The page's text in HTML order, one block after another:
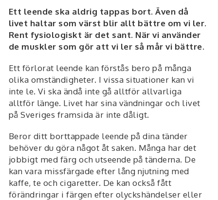
Ett leende ska aldrig tappas bort. Även då
livet haltar som värst blir allt bättre om vi ler.
Rent fysiologiskt är det sant. När vi använder
de muskler som gör att vi ler så mår vi bättre.
Ett förlorat leende kan förstås bero på många
olika omständigheter. I vissa situationer kan vi
inte le. Vi ska ändå inte gå alltför allvarliga
alltför länge. Livet har sina vändningar och livet
på Sveriges framsida är inte dåligt.
Beror ditt borttappade leende på dina tänder
behöver du göra något åt saken. Många har det
jobbigt med färg och utseende på tänderna. De
kan vara missfärgade efter lång njutning med
kaffe, te och cigaretter. De kan också fått
förändringar i färgen efter olyckshändelser eller